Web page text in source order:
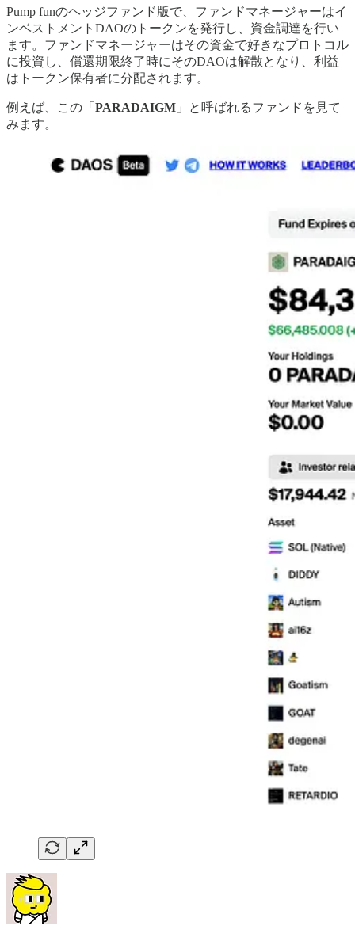
Pump funのヘッジファンド版で、ファンドマネージャーはイ
ンベストメントDAOのトークンを発行し、資金調達を行い
ます。ファンドマネージャーはその資金で好きなプロトコル
に投資し、償還期限終了時にそのDAOは解散となり、利益
はトークン保有者に分配されます。
例えば、この「 PARADAIGM 」と呼ばれるファンドを見て
みます。